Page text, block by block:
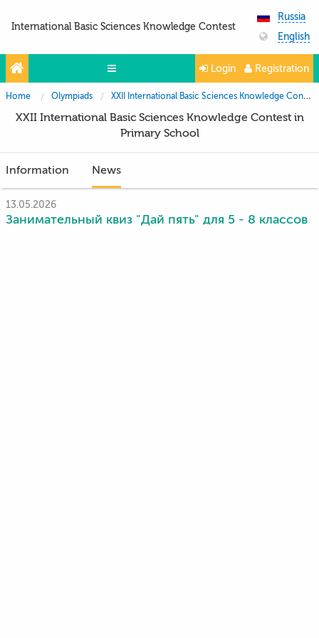
International Basic Sciences Knowledge Contest
Russia
English
Olympiads
Partners
Photo & Video
Login Registration
Home Olympiads XXII International Basic Sciences Knowledge Contest in Primary School
XXII International Basic Sciences Knowledge Contest in
Primary School
Information News
13.05.2026
Занимательный квиз "Дай пять" для 5 - 8 классов